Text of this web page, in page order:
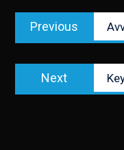
Post
menyusi
Previous
Next